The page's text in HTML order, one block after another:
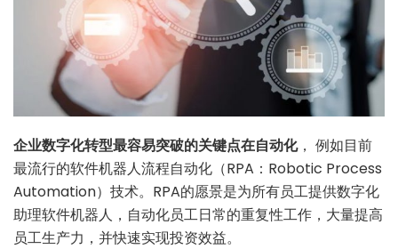
企业数字化转型最容易突破的关键点在自动化， 例如目前
最流行的软件机器人流程自动化（RPA：Robotic Process
Automation）技术。RPA的愿景是为所有员工提供数字化
助理软件机器人，自动化员工日常的重复性工作，大量提高
员工生产力，并快速实现投资效益。